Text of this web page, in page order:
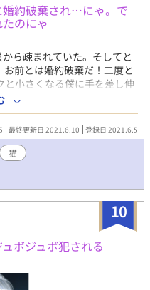
婚約破棄され…にゃ。で
のにゃ
ら疎まれていた。そしてと
前とは婚約破棄だ！二度と
小さくなる僕に手を差し伸
った。 「では、私がいただ
だろう？え？僕は一体？！
います！ BLですが、R指定
程度の短編です。若干のざ
ございせん。 本編は完結済
日のお供になれば嬉しいで
ります。お読みいただき誠
ルシュ様Twitter企画 お月見
ます。 お題・お月見
804656690/606544354
最終更新日 2021.6.10 登録日 2021.6.5
猫
10
ボジュボ犯される